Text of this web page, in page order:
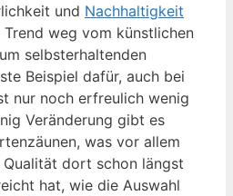
und Nachhaltigkeit
weg vom künstlichen
selbsterhaltenden
Beispiel dafür, auch bei
nur noch erfreulich wenig
Veränderung gibt es
was vor allem
dort schon längst
hat, wie die Auswahl